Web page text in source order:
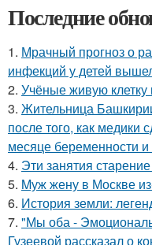
Последние
1. Мрачный прогноз о
инфекций у детей
2. Учёные живую
3. Жительница
после того, как медики
месяце беременности и
4. Эти занятия
5. Mуж жену в Москве
6. История земли:
7. "Мы оба -
Гузеевой рассказал о